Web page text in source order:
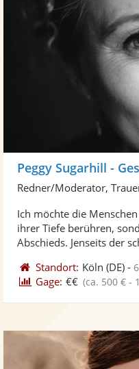
Peggy Sugarhill -
Redner/Moderator,
Ich möchte die
ihrer Tiefe berühren,
Abschieds. Jenseits der
Standort: Köln (DE) -
Gage: €€ (ca. 500 € -